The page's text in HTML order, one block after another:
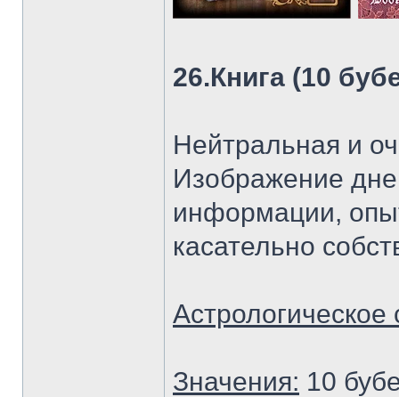
26.Книга (10
Нейтральная и
Изображение
информации,
касательно
Астрологическое
Значения: 10